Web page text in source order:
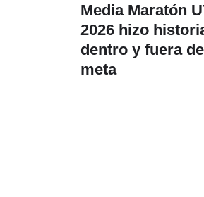
Media Maratón
2026 hizo
dentro y fuera
meta